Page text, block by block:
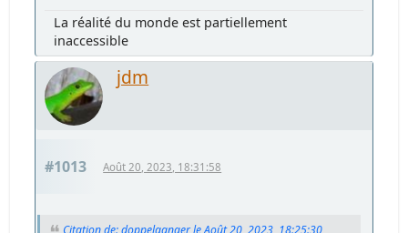
La réalité du monde est partiellement
inaccessible
jdm
#1013 Août 20, 2023, 18:31:58